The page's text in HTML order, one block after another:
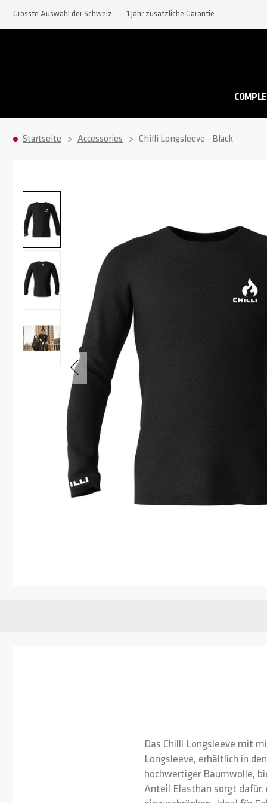
Grösste Auswahl der Schweiz 1 Jahr zusätzliche Garantie
Startseite Accessories Chilli Longsleeve - Black
Das Chilli Longsleeve mit
Longsleeve, erhältlich in
hochwertiger Baumwolle,
Anteil Elasthan sorgt dafür,